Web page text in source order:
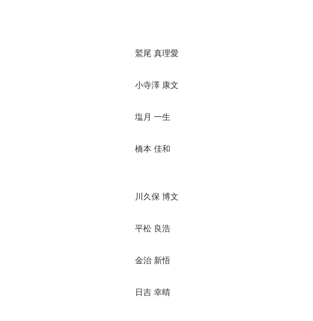
鷲尾 真理愛
小寺澤 康文
塩月 一生
橋本 佳和
川久保 博文
平松 良浩
金治 新悟
日吉 幸晴